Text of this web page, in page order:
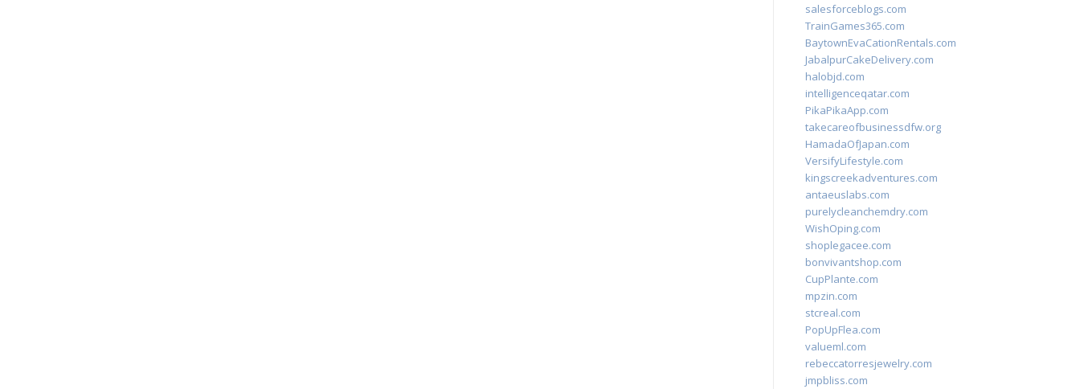
salesforceblogs.com
TrainGames365.com
BaytownEvaCationRentals.com
JabalpurCakeDelivery.com
halobjd.com
intelligenceqatar.com
PikaPikaApp.com
takecareofbusinessdfw.org
HamadaOfJapan.com
VersifyLifestyle.com
kingscreekadventures.com
antaeuslabs.com
purelycleanchemdry.com
WishOping.com
shoplegacee.com
bonvivantshop.com
CupPlante.com
mpzin.com
stcreal.com
PopUpFlea.com
valueml.com
rebeccatorresjewelry.com
jmpbliss.com